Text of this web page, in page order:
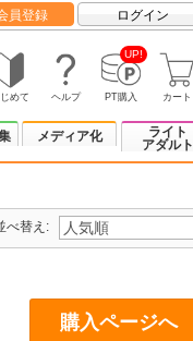
員登録 ログイン
めて ヘルプ
UP!
PT購入 カート
メディア化
ライト
アダルト
べ替え:
購入ページへ